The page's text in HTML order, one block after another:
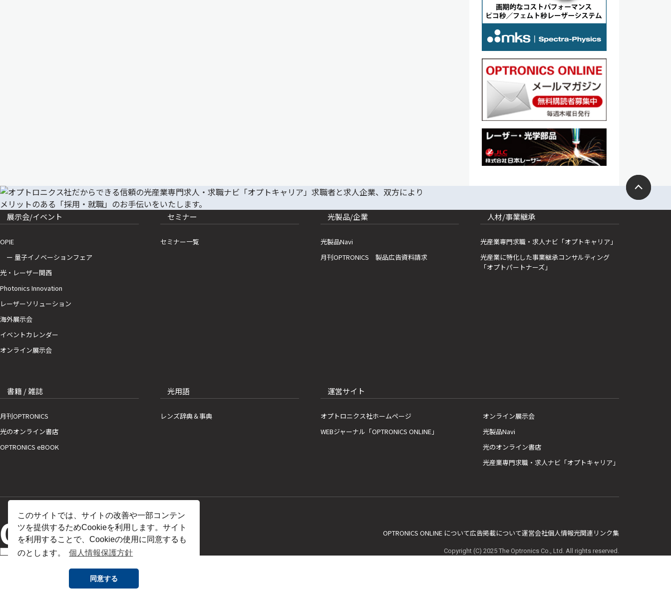
このサイトでは、サイトの改善や一部コンテン
ツを提供するためCookieを利用します。サイト
を利用することで、Cookieの使用に同意するも
のとします。
個人情報保護方針
同意する
展示会/イベント
OPIE
ー 量子イノベーションフェア
光・レーザー関西
Photonics Innovation
レーザーソリューション
海外展示会
イベントカレンダー
オンライン展示会
セミナー
セミナー一覧
光製品/企業
光製品Navi
月刊OPTRONICS 製品広告資料請求
人材/事業継承
光産業専門求職・求人ナビ「オプトキャリア」
光産業に特化した事業継承コンサルティング
「オプトパートナーズ」
書籍 / 雑誌
月刊OPTRONICS
光のオンライン書店
OPTRONICS eBOOK
光用語
レンズ辞典＆事典
運営サイト
オプトロニクス社ホームページ
WEBジャーナル「OPTRONICS ONLINE」
オンライン展示会
光製品Navi
光のオンライン書店
光産業専門求職・求人ナビ「オプトキャリア」
OPTRONICS ONLINE について広告掲載について運営会社個人情報光関連リンク集
Copyright (C) 2025 The Optronics Co., Ltd. All rights reserved.